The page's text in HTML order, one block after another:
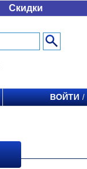
Скидки
ВОЙТИ /